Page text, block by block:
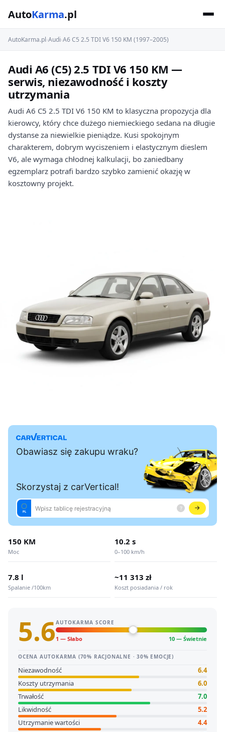
AutoKarma.pl
AutoKarma.pl›Audi›A6 C5 2.5 TDI V6 150 KM (1997–2005)
Audi A6 (C5) 2.5 TDI V6 150 KM —
serwis, niezawodność i koszty
utrzymania
Audi A6 C5 2.5 TDI V6 150 KM to klasyczna propozycja dla
kierowcy, który chce dużego niemieckiego sedana na długie
dystanse za niewielkie pieniądze. Kusi spokojnym
charakterem, dobrym wyciszeniem i elastycznym dieslem
V6, ale wymaga chłodnej kalkulacji, bo zaniedbany
egzemplarz potrafi bardzo szybko zamienić okazję w
kosztowny projekt.
150 KM
Moc
10.2 s
0–100 km/h
7.8 l
Spalanie /100km
~11 313 zł
Koszt posiadania / rok
5.6AUTOKARMA SCORE
1 — Słabo 10 — Świetnie
OCENA AUTOKARMA (70% RACJONALNE · 30% EMOCJE)
Niezawodność
6.4
Koszty utrzymania
6.0
Trwałość
7.0
Likwidność
5.2
Utrzymanie wartości
4.4